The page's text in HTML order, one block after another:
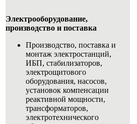
Электрооборудование,
производство и поставка
Производство, поставка и
монтаж электростанций,
ИБП, стабилизаторов,
электрощитового
оборудования, насосов,
установок компенсации
реактивной мощности,
трансформаторов,
электротехнического